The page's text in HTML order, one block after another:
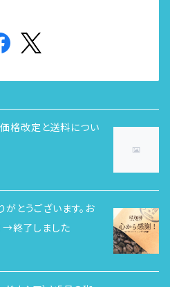
格改定と送料につい
がとうございます。お
→終了しました